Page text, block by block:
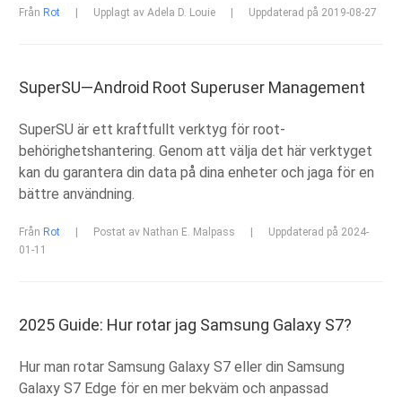
Från Rot Upplagt av Adela D. Louie Uppdaterad på 2019-08-27
SuperSU—Android Root Superuser Management
SuperSU är ett kraftfullt verktyg för root-
behörighetshantering. Genom att välja det här verktyget
kan du garantera din data på dina enheter och jaga för en
bättre användning.
Från Rot Postat av Nathan E. Malpass
Uppdaterad på 2024-
01-11
2025 Guide: Hur rotar jag Samsung Galaxy S7?
Hur man rotar Samsung Galaxy S7 eller din Samsung
Galaxy S7 Edge för en mer bekväm och anpassad